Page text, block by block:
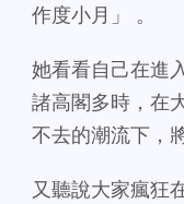
作度小月」 。
她看看自己在進
諸高閣多時，在
不去的潮流下，
又聽說大家瘋狂